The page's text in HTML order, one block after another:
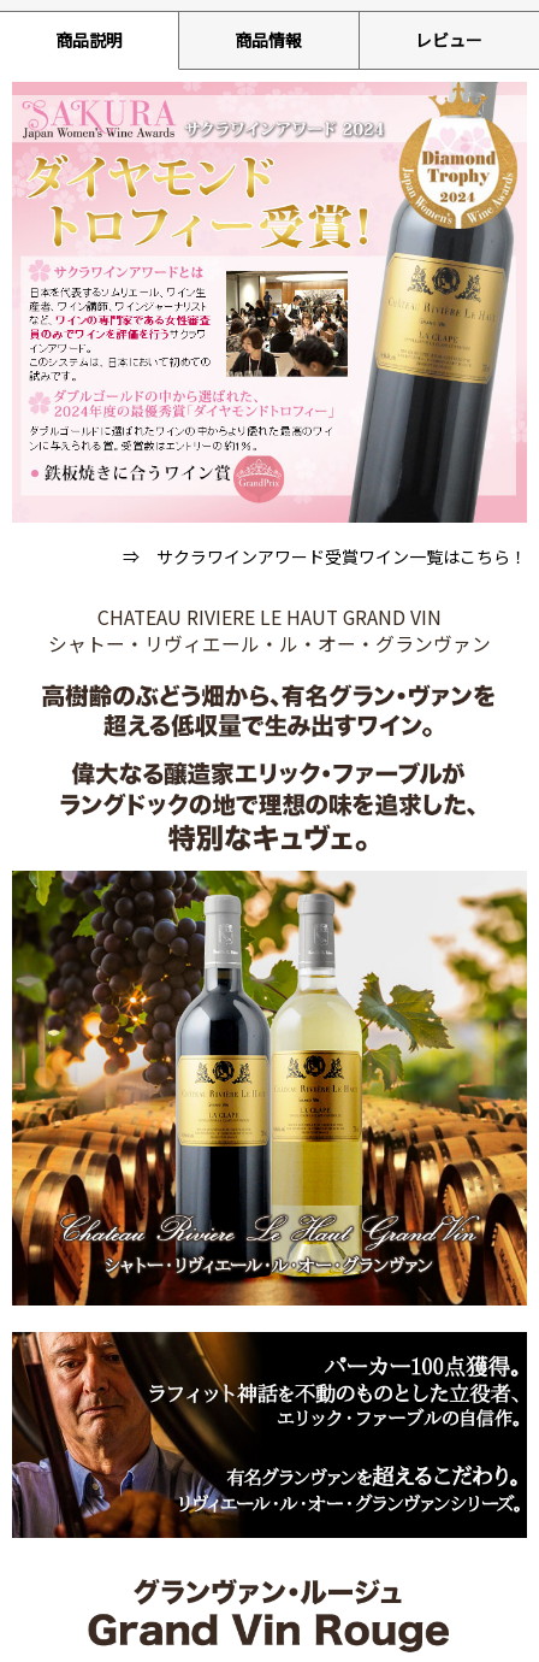
商品説明 商品情報 レビュー
⇒ サクラワインアワード受賞ワイン一覧はこちら！
CHATEAU RIVIERE LE HAUT GRAND VIN
シャトー・リヴィエール・ル・オー・グランヴァン